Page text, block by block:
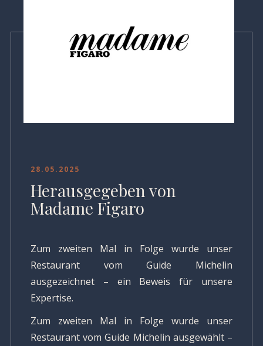
28.05.2025
Herausgegeben von
Madame Figaro
Zum zweiten Mal in Folge wurde unser
Restaurant vom Guide Michelin
ausgezeichnet – ein Beweis für unsere
Expertise.
Zum zweiten Mal in Folge wurde unser
Restaurant vom Guide Michelin ausgewählt –